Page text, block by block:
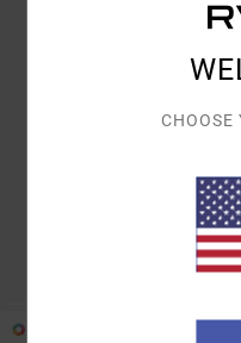
CHOOSE